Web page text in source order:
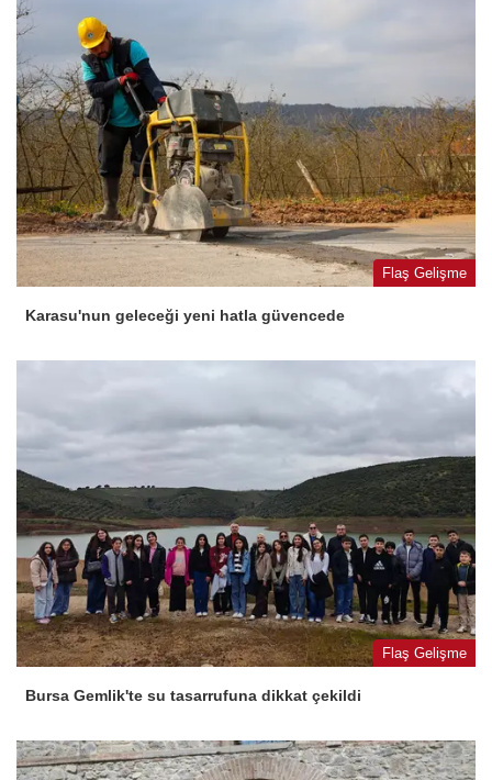
Flaş Gelişme
Karasu'nun geleceği yeni hatla güvencede
Flaş Gelişme
Bursa Gemlik'te su tasarrufuna dikkat çekildi